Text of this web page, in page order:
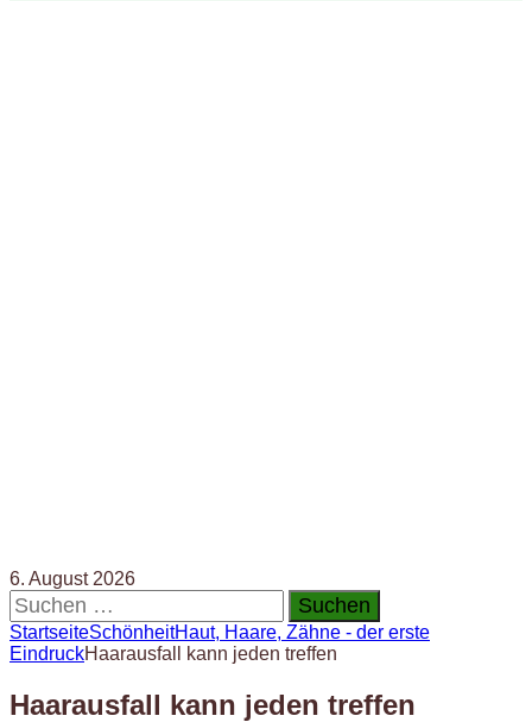
6. August 2026
Suchen
nach:
StartseiteSchönheitHaut, Haare, Zähne - der erste
EindruckHaarausfall kann jeden treffen
Haarausfall kann jeden treffen